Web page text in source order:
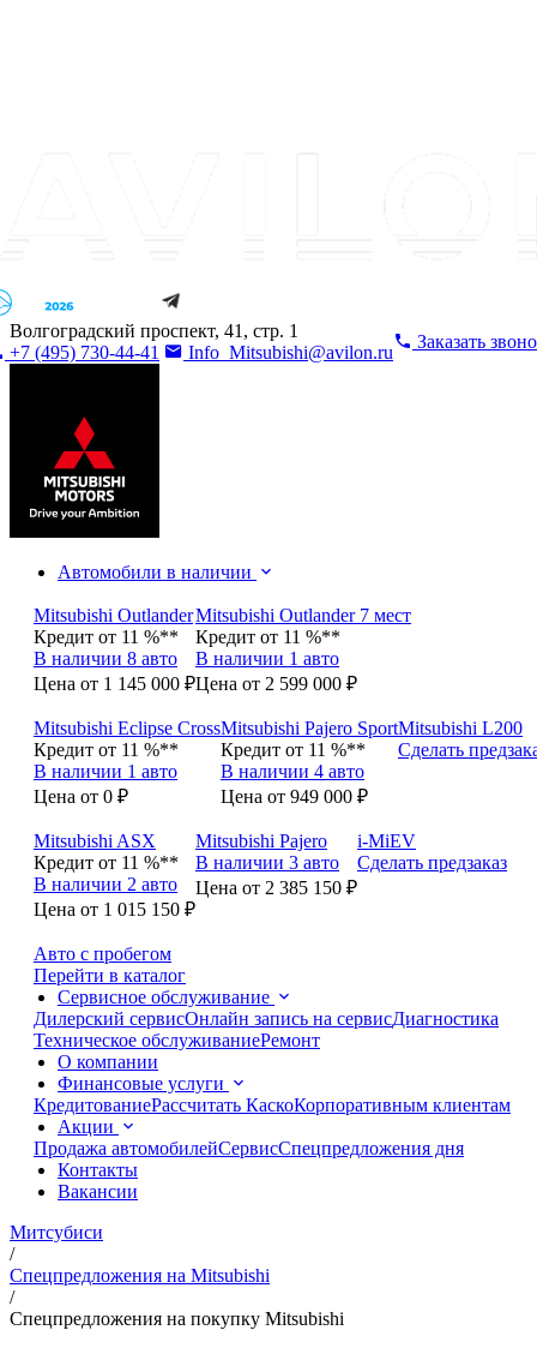
Волгоградский проспект, 41, стр. 1
+7 (495) 730-44-41
Info_Mitsubishi@avilon.ru
Заказать
Автомобили в наличии
Mitsubishi Outlander
Кредит от 11 %**
В наличии 8 авто
Цена от 1 145 000 ₽
Mitsubishi Outlander 7 мест
Кредит от 11 %**
В наличии 1 авто
Цена от 2 599 000 ₽
Mitsubishi Eclipse Cross
Кредит от 11 %**
В наличии 1 авто
Цена от 0 ₽
Mitsubishi Pajero Sport
Кредит от 11 %**
В наличии 4 авто
Цена от 949 000 ₽
Mitsubishi L200
Сделать
Mitsubishi ASX
Кредит от 11 %**
В наличии 2 авто
Цена от 1 015 150 ₽
Mitsubishi Pajero
В наличии 3 авто
Цена от 2 385 150 ₽
i-MiEV
Сделать предзаказ
Авто с пробегом
Перейти в каталог
Сервисное обслуживание
Дилерский сервисОнлайн запись на сервисДиагностика
Техническое обслуживаниеРемонт
О компании
Финансовые услуги
КредитованиеРассчитать КаскоКорпоративным клиентам
Акции
Продажа автомобилейСервисСпецпредложения дня
Контакты
Вакансии
Митсубиси
/
Спецпредложения на Mitsubishi
/
Спецпредложения на покупку Mitsubishi